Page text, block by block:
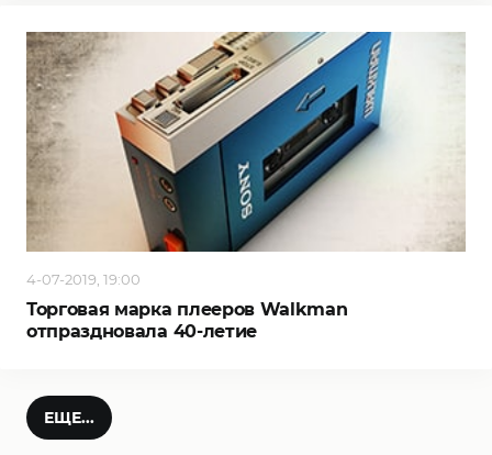
4-07-2019, 19:00
Торговая марка плееров Walkman
отпраздновала 40-летие
ЕЩЕ...